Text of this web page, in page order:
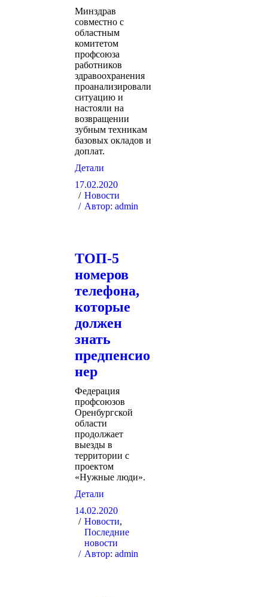
Минздрав
совместно с
областным
комитетом
профсоюза
работников
здравоохранения
проанализировали
ситуацию и
настояли на
возвращении
зубным техникам
базовых окладов и
доплат.
Детали
17.02.2020
Новости
Автор:admin
ТОП-5
номеров
телефона,
которые
должен
знать
предпенсио
нер
Федерация
профсоюзов
Оренбургской
области
продолжает
выезды в
территории с
проектом
«Нужные люди».
Детали
14.02.2020
Новости,
Последние
новости
Автор:admin